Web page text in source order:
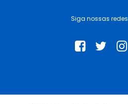
Siga nossas